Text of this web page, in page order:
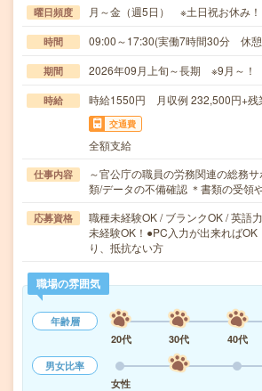
曜日頻度 月～金（週5日） ※土日祝お休み！
時間 09:00～17:30(実働7時間30分 休
期間 2026年09月上旬～長期 ※9月～！
時給 時給1550円 月収例 232,500円+残
交通費
全額支給
仕事内容
～官公庁の職員の労務関連の総務
類/データの不備確認 ＊書類の受領
応募資格
職種未経験OK / ブランクOK / 英語
未経験OK！●PC入力が出来れば
り、抵抗ない方
職場の雰囲気
年齢層
20代
30代 40代
男女比率
女性